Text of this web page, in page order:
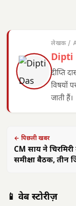
लेखक /
Dipti
दीप्ति
विषयों
जाती हैं।
← पिछली खबर
CM साय ने
समीक्षा बैठक, तीन
📱 वेब स्टोरीज़
'बीज बोने में लगा